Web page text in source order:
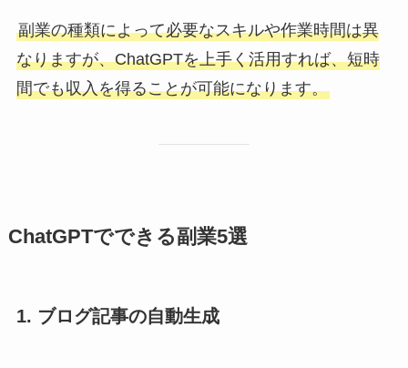
副業の種類によって必要なスキルや作業時間は異
なりますが、ChatGPTを上手く活用すれば、短時
間でも収入を得ることが可能になります。
ChatGPTでできる副業5選
1. ブログ記事の自動生成